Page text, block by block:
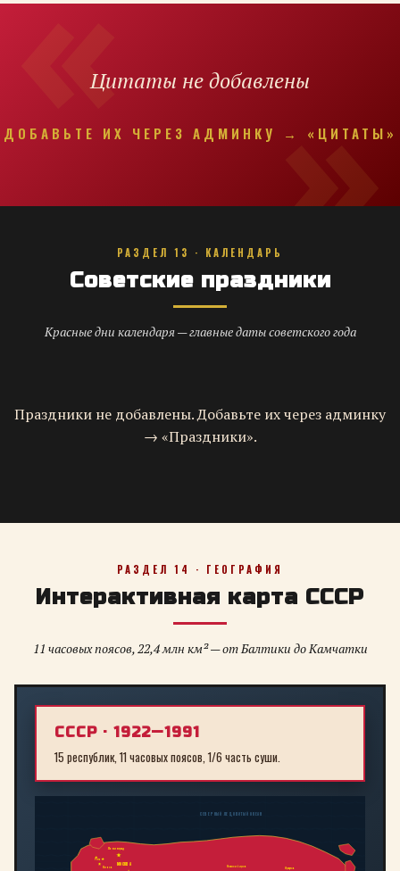
Цитаты не добавлены
ДОБАВЬТЕ ИХ ЧЕРЕЗ АДМИНКУ → «ЦИТАТЫ»
РАЗДЕЛ 13 · КАЛЕНДАРЬ
Советские праздники
Красные дни календаря — главные даты советского года
Праздники не добавлены. Добавьте их через админку
→ «Праздники».
РАЗДЕЛ 14 · ГЕОГРАФИЯ
Интерактивная карта СССР
11 часовых поясов, 22,4 млн км² — от Балтики до Камчатки
СССР · 1922—1991
15 республик, 11 часовых поясов, 1/6 часть суши.
МОСКВА
Ленинград
Минск Новосибирск Иркутск
Рига
СЕВЕРНЫЙ ЛЕДОВИТЫЙ ОКЕАН